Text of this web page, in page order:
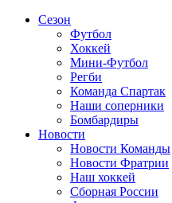
Сезон
Футбол
Хоккей
Мини-Футбол
Регби
Команда Спартак
Наши соперники
Бомбардиры
Новости
Новости Команды
Новости Фратрии
Наш хоккей
Сборная России